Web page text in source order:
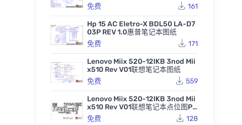
免费
161
Hp 15 AC Eletro-X BDL50 LA-D7
03P REV 1.0惠普笔记本图纸
免费
171
Lenovo Miix 520-12IKB 3nod Mii
x510 Rev V01联想笔记本图纸
免费
559
Lenovo Miix 520-12IKB 3nod Mii
x510 Rev V01联想笔记本点位图PD
F
免费 128